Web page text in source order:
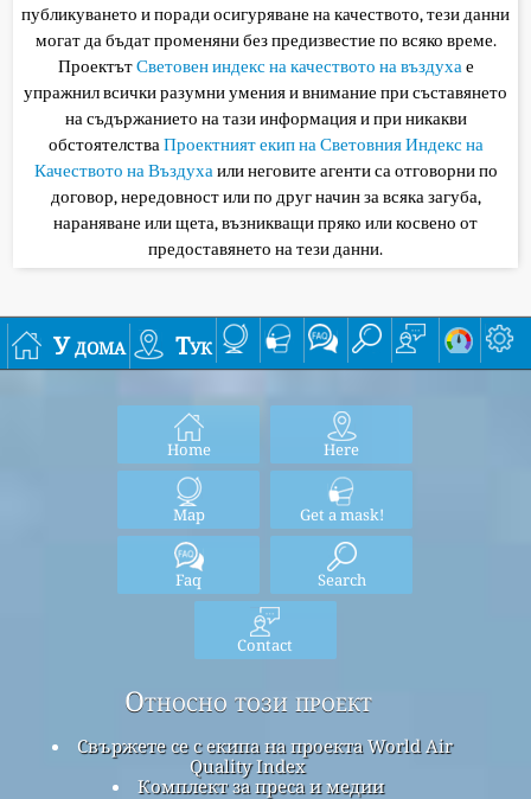
публикуването и поради осигуряване на качеството, тези данни
могат да бъдат променяни без предизвестие по всяко време.
ПроектътСветовен индекс на качеството на въздухае
упражнил всички разумни умения и внимание при съставянето
на съдържанието на тази информация и при никакви
обстоятелстваПроектният екип на Световния Индекс на
Качеството на Въздухаили неговите агенти са отговорни по
договор, нередовност или по друг начин за всяка загуба,
нараняване или щета, възникващи пряко или косвено от
предоставянето на тези данни.
У дома Тук
Home Here
Map Get a mask!
Faq Search
Contact
Относно този проект
Свържете се с екипа на проекта World Air
Quality Index
Комплект за преса и медии